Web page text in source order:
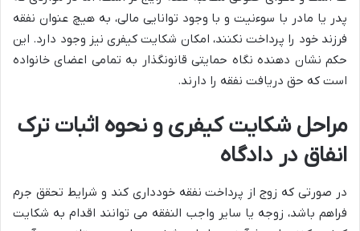
پدر یا مادر با سوءنیت و با وجود توانایی مالی، به هیچ عنوان نفقه
فرزند خود را پرداخت نکنند، امکان شکایت کیفری نیز وجود دارد. این
حکم نشان دهنده نگاه حمایتی قانونگذار به تمامی اعضای خانواده
است که حق دریافت نفقه را دارند.
مراحل شکایت کیفری و نحوه اثبات ترک
انفاق در دادگاه
در صورتی که زوج از پرداخت نفقه خودداری کند و شرایط تحقق جرم
فراهم باشد، زوجه یا سایر واجب النفقه می توانند اقدام به شکایت